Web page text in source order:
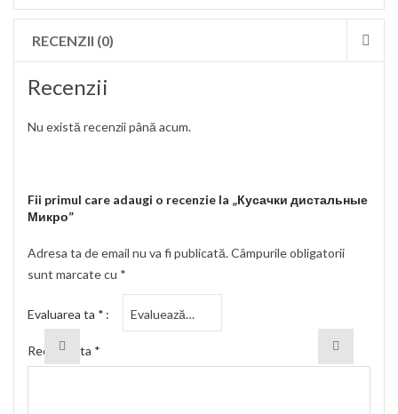
RECENZII (0)
Recenzii
Nu există recenzii până acum.
Fii primul care adaugi o recenzie la „Кусачки дистальные
Микро”
Adresa ta de email nu va fi publicată.Câmpurile obligatorii
sunt marcate cu *
Evaluarea ta *
Recenzia ta *